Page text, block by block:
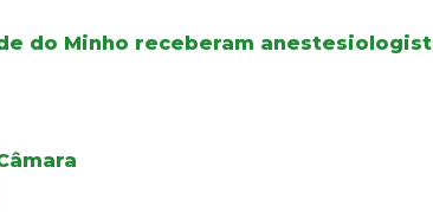
do Minho receberam